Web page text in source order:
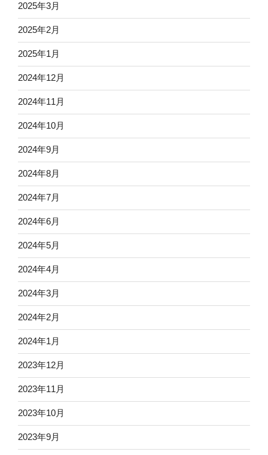
2025年3月
2025年2月
2025年1月
2024年12月
2024年11月
2024年10月
2024年9月
2024年8月
2024年7月
2024年6月
2024年5月
2024年4月
2024年3月
2024年2月
2024年1月
2023年12月
2023年11月
2023年10月
2023年9月